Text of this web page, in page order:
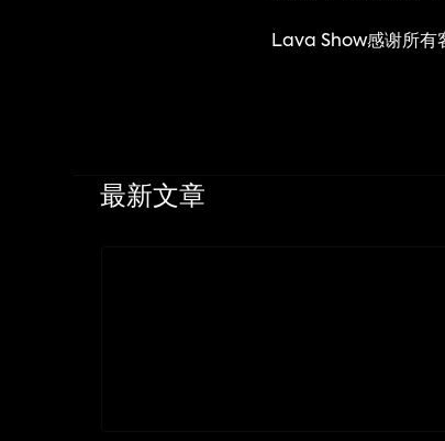
Lava Show感谢所有
最新文章